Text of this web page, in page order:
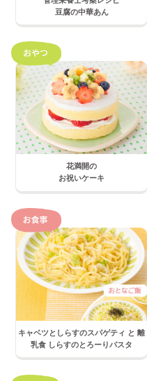
豆腐の中華あん
花満開の
お祝いケーキ
キャベツとしらすのスパゲティ と 離
乳食 しらすのとろーりパスタ